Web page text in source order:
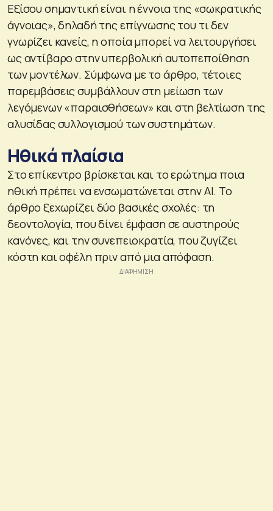
Εξίσου σημαντική είναι η έννοια της «σωκρατικής
άγνοιας», δηλαδή της επίγνωσης του τι δεν
γνωρίζει κανείς, η οποία μπορεί να λειτουργήσει
ως αντίβαρο στην υπερβολική αυτοπεποίθηση
των μοντέλων. Σύμφωνα με το άρθρο, τέτοιες
παρεμβάσεις συμβάλλουν στη μείωση των
λεγόμενων «παραισθήσεων» και στη βελτίωση της
αλυσίδας συλλογισμού των συστημάτων.
Ηθικά πλαίσια
Στο επίκεντρο βρίσκεται και το ερώτημα ποια
ηθική πρέπει να ενσωματώνεται στην AI. Το
άρθρο ξεχωρίζει δύο βασικές σχολές: τη
δεοντολογία, που δίνει έμφαση σε αυστηρούς
κανόνες, και την συνεπειοκρατία, που ζυγίζει
κόστη και οφέλη πριν από μια απόφαση.